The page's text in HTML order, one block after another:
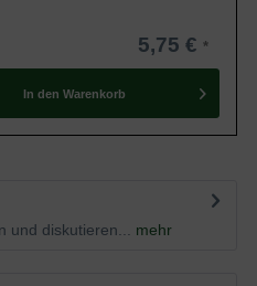
5,75 €
In den Warenkorb
und diskutieren...
mehr